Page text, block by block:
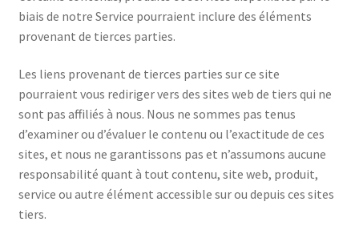
biais de notre Service pourraient inclure des éléments
provenant de tierces parties.
Les liens provenant de tierces parties sur ce site
pourraient vous rediriger vers des sites web de tiers qui ne
sont pas affiliés à nous. Nous ne sommes pas tenus
d’examiner ou d’évaluer le contenu ou l’exactitude de ces
sites, et nous ne garantissons pas et n’assumons aucune
responsabilité quant à tout contenu, site web, produit,
service ou autre élément accessible sur ou depuis ces sites
tiers.